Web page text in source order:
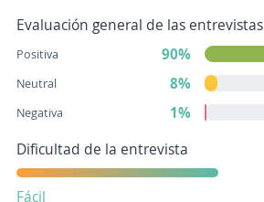
Evaluación general de las entrevistas
Positiva 90%
Neutral 8%
Negativa
1%
Dificultad de la entrevista
Fácil